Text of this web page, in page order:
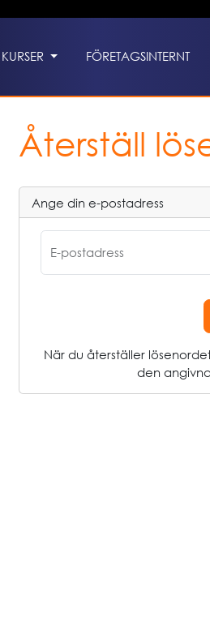
KURSER FÖRETAGSINTERNT
Återställ
Ange din e-postadress
E-postadress
När du återställer
den